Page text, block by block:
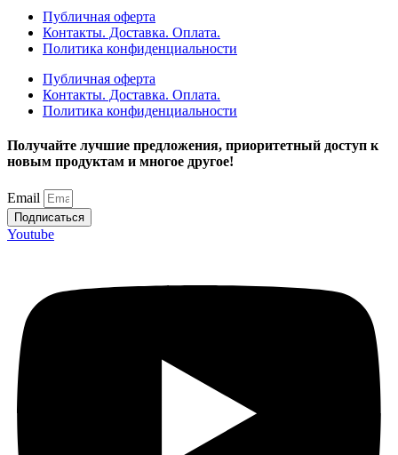
Публичная оферта
Контакты. Доставка. Оплата.
Политика конфиденциальности
Публичная оферта
Контакты. Доставка. Оплата.
Политика конфиденциальности
Получайте лучшие предложения, приоритетный доступ к
новым продуктам и многое другое!
Email
Подписаться
Youtube